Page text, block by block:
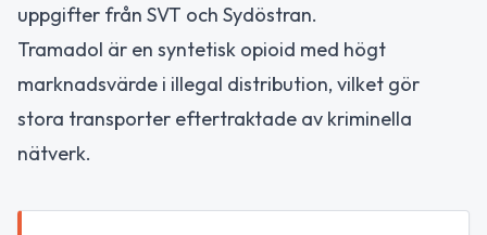
uppgifter från SVT och Sydöstran.
Tramadol är en syntetisk opioid med högt
marknadsvärde i illegal distribution, vilket gör
stora transporter eftertraktade av kriminella
nätverk.